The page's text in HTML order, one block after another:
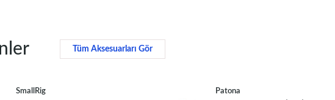
Tüm Aksesuarları Gör
SmallRig Patona